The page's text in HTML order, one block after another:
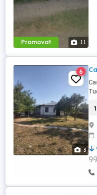
Promovat 11
3
6